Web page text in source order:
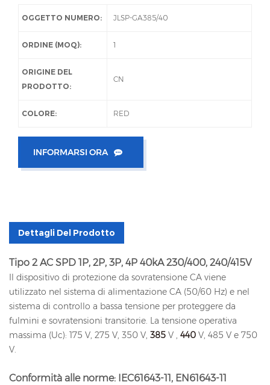
OGGETTO NUMERO: JLSP-GA385/40
ORDINE (MOQ): 1
ORIGINE DEL
PRODOTTO:
CN
COLORE: RED
INFORMARSI ORA
Dettagli Del Prodotto
Tipo 2 AC SPD 1P, 2P, 3P, 4P 40kA 230/400, 240/415V
Il dispositivo di protezione da sovratensione CA viene
utilizzato nel sistema di alimentazione CA (50/60 Hz) e nel
sistema di controllo a bassa tensione per proteggere da
fulmini e sovratensioni transitorie. La tensione operativa
massima (Uc): 175 V, 275 V, 350 V, 385 V , 440 V, 485 V e 750
V.
Conformità alle norme: IEC61643-11, EN61643-11